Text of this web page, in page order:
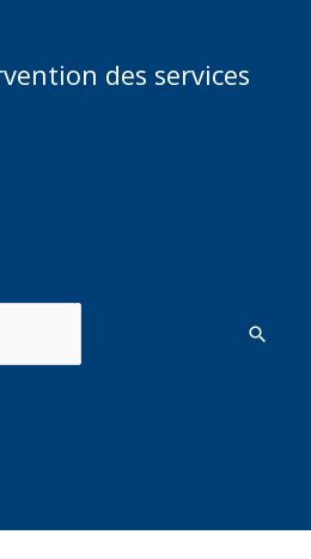
des services